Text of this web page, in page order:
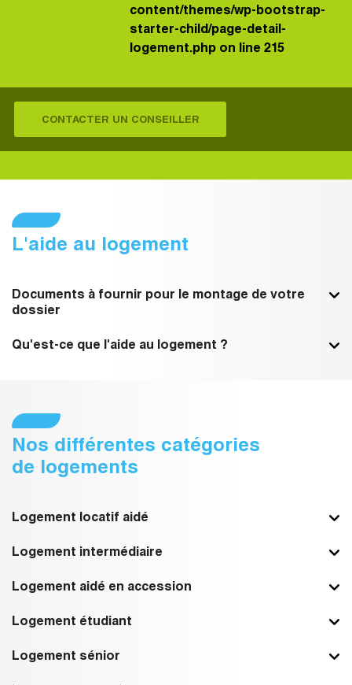
content/themes/wp-bootstrap-
starter-child/page-detail-
logement.php on line215
CONTACTER UN CONSEILLER
L'aide au logement
Documents à fournir pour le montage de votre
dossier
Qu'est-ce que l'aide au logement ?
Nos différentes catégories
de logements
Logement locatif aidé
Logement intermédiaire
Logement aidé en accession
Logement étudiant
Logement sénior